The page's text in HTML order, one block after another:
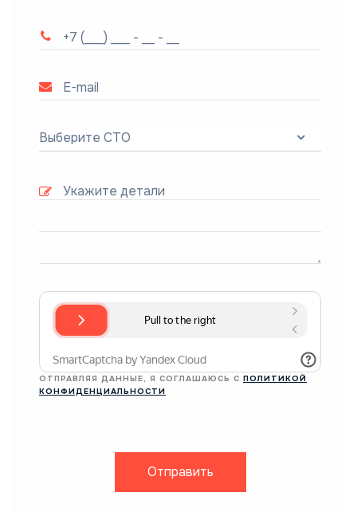
Выберите СТО
ОТПРАВЛЯЯ ДАННЫЕ, Я СОГЛАШАЮСЬ С ПОЛИТИКОЙ
КОНФИДЕНЦИАЛЬНОСТИ
Отправить